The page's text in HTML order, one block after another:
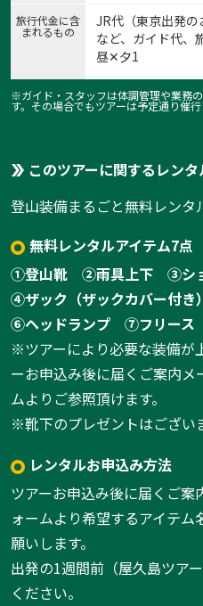
旅行代金に含
まれるもの
JR代（東京出発
など、ガイド代、
昼✕夕1
※ガイド・スタッフは体調管理や業務
す。その場合でもツアーは予定通り催
このツアーに関するレン
登山装備まるごと無料レンタ
無料レンタルアイテム7点
①登山靴
②雨具上下
③シ
④ザック（ザックカバー付き）
⑥ヘッドランプ
⑦フリース
※ツアーにより必要な装備が
ーお申込み後に届くご案内
ムよりご参照頂けます。
※靴下のプレゼントはござい
レンタルお申込み方法
ツアーお申込み後に届くご案
ォームより希望するアイテ
願いします。
出発の1週間前（屋久島ツア
ください。